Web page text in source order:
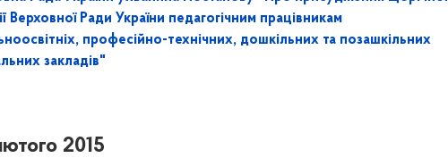
Верховної Ради України педагогічним працівникам
професійно-технічних, дошкільних та позашкільних
закладів"
2015